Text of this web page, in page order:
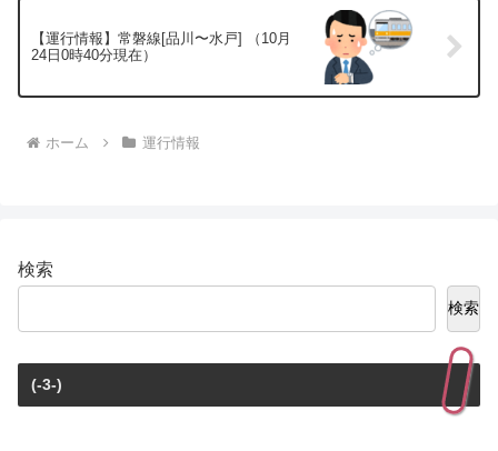
【運行情報】常磐線[品川〜水戸] （10月
24日0時40分現在）
ホーム 運行情報
検索
検索
(-3-)